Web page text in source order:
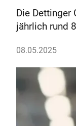
Die Dettinger
jährlich rund
08.05.2025